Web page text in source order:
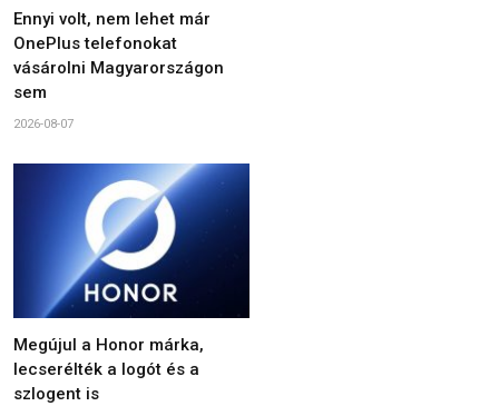
Ennyi volt, nem lehet már
OnePlus telefonokat
vásárolni Magyarországon
sem
2026-08-07
Megújul a Honor márka,
lecserélték a logót és a
szlogent is